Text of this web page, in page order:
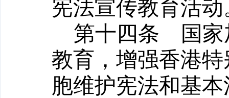
宪法宣传教育活动
第十四条 国家
教育，增强香港
胞维护宪法和基